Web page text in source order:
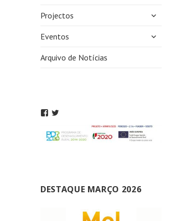
Projectos
expandir
Eventos
expandir
Arquivo de Notícias
DESTAQUE MARÇO 2026